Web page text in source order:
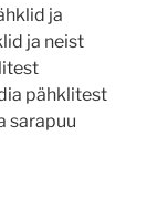
ja
ja neist
pähklitest
sarapuu